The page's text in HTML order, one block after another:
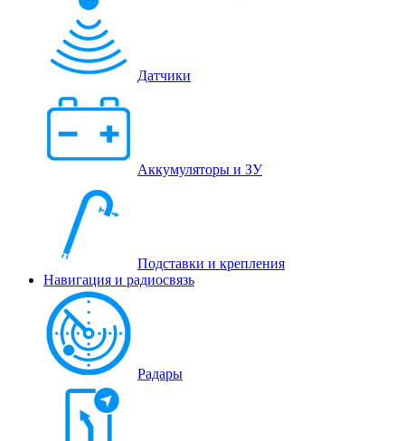
Датчики
Аккумуляторы и ЗУ
Подставки и крепления
Навигация и радиосвязь
Радары